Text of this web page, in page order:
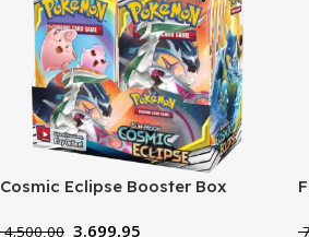
Cosmic Eclipse Booster Box
4.500,00 3.699,95